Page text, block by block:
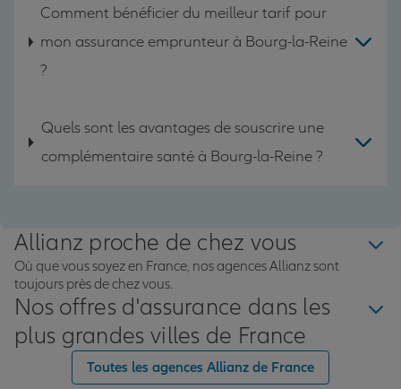
Comment bénéficier du meilleur tarif pour
mon assurance emprunteur à Bourg-la-Reine
?
Quels sont les avantages de souscrire une
complémentaire santé à Bourg-la-Reine ?
Allianz proche de chez vous
Où que vous soyez en France, nos agences Allianz sont
toujours près de chez vous.
Nos offres d'assurance dans les
plus grandes villes de France
Toutes les agences Allianz de France